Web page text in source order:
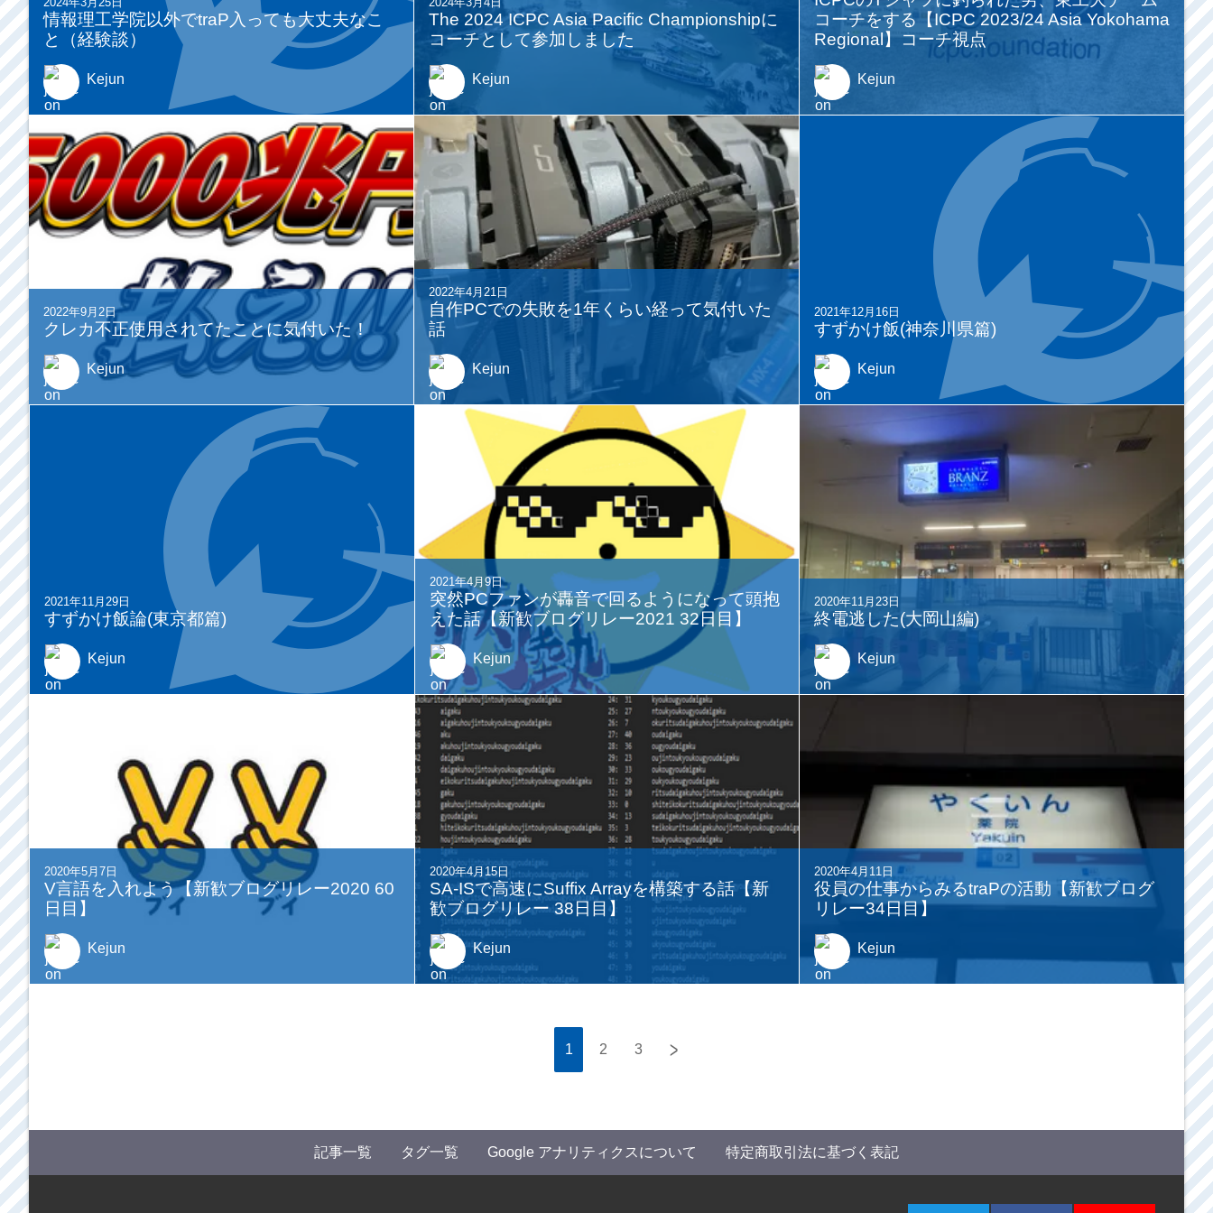
情報理工学院以外でtraP入っても大丈夫なこ
と（経験談）
Kejun
The 2024 ICPC Asia Pacific Championshipに
コーチとして参加しました
Kejun
コーチをする【ICPC 2023/24 Asia Yokohama
Regional】コーチ視点
Kejun
2022年9月2日
クレカ不正使用されてたことに気付いた！
Kejun
2022年4月21日
自作PCでの失敗を1年くらい経って気付いた
話
Kejun
2021年12月16日
すずかけ飯(神奈川県篇)
Kejun
2021年11月29日
すずかけ飯論(東京都篇)
Kejun
2021年4月9日
突然PCファンが轟音で回るようになって頭抱
えた話【新歓ブログリレー2021 32日目】
Kejun
2020年11月23日
終電逃した(大岡山編)
Kejun
2020年5月7日
V言語を入れよう【新歓ブログリレー2020 60
日目】
Kejun
2020年4月15日
SA-ISで高速にSuffix Arrayを構築する話【新
歓ブログリレー 38日目】
Kejun
2020年4月11日
役員の仕事からみるtraPの活動【新歓ブログ
リレー34日目】
Kejun
1 2 3 >
記事一覧 タグ一覧 Google アナリティクスについて 特定商取引法に基づく表記